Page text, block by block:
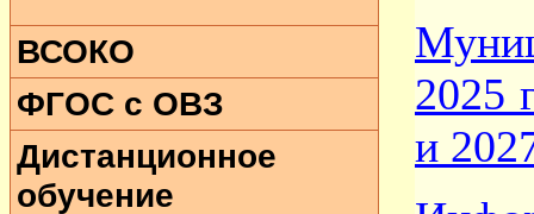
ВСОКО
ФГОС с ОВЗ
Дистанционное
обучение
2025
и